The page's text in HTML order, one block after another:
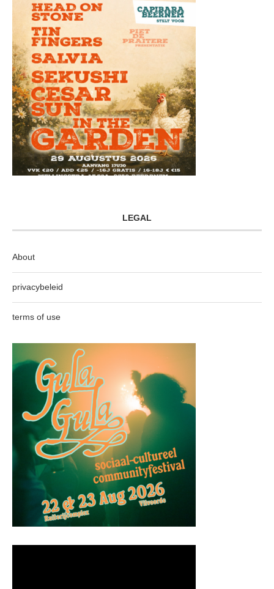
LEGAL
About
privacybeleid
terms of use